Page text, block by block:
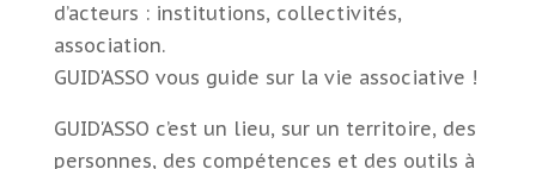
d’acteurs : institutions, collectivités,
association.
GUID'ASSO vous guide sur la vie associative !
GUID'ASSO c’est un lieu, sur un territoire, des
personnes, des compétences et des outils à